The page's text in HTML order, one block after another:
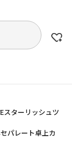
スターリッシュツ
パレート卓上カ